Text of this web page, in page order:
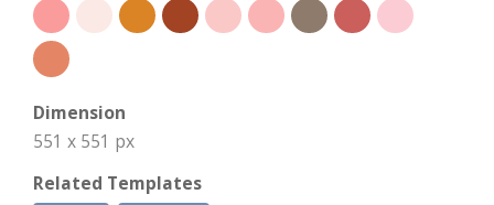
Dimension
551 x 551 px
Related Templates